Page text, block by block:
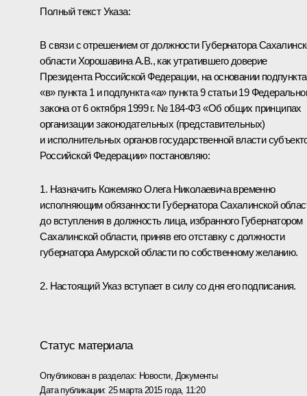
Полный текст Указа:
В связи с отрешением от должности Губернатора
области Хорошавина А.В., как утратившего доверие
Президента Российской Федерации, на основании подпункта
«в» пункта 1 и подпункта «а» пункта 9 статьи 19
закона от 6 октября 1999 г. № 184-ФЗ «Об общих принципах
организации законодательных (представительных)
и исполнительных органов государственной власти
Российской Федерации» постановляю:
1. Назначить Кожемяко Олега Николаевича временно
исполняющим обязанности Губернатора Сахалинской
до вступления в должность лица, избранного Губернатором
Сахалинской области, приняв его отставку с должности
губернатора Амурской области по собственному желанию.
2. Настоящий Указ вступает в силу со дня его подписания.
Статус материала
Опубликован в разделах: Новости, Документы
Дата публикации: 25 марта 2015 года, 11:20